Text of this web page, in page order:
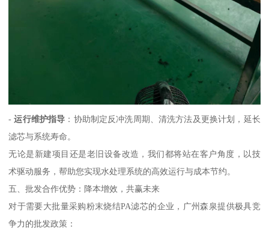
-运行维护指导 ：协助制定反冲洗周期、清洗方法及更换计划，延长
滤芯与系统寿命。
无论是新建项目还是老旧设备改造，我们都将站在客户角度，以技
术驱动服务，帮助您实现水处理系统的高效运行与成本节约。
五、批发合作优势：降本增效，共赢未来
对于需要大批量采购粉末烧结PA滤芯的企业，广州森泉提供极具竞
争力的批发政策：